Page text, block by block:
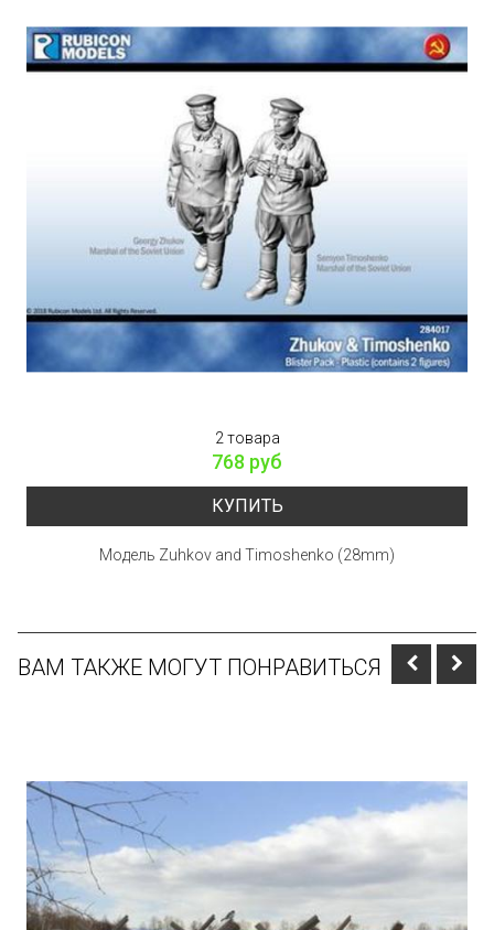
2 товара
768 руб
КУПИТЬ
Модель Zuhkov and Timoshenko (28mm)
ВАМ ТАКЖЕ МОГУТ ПОНРАВИТЬСЯ